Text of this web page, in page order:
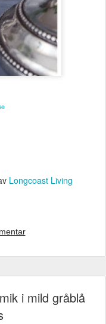
Longcoast Living
i mild gråblå